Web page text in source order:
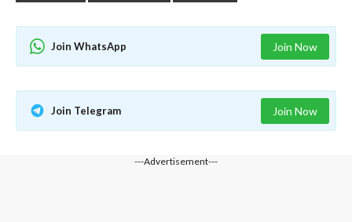
Join WhatsApp Join Now
Join Telegram Join Now
---Advertisement---